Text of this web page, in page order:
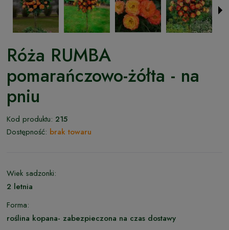
Róża RUMBA
pomarańczowo-żółta - na
pniu
Kod produktu: 215
Dostępność: brak towaru
Wiek sadzonki:
2 letnia
Forma:
roślina kopana- zabezpieczona na czas dostawy